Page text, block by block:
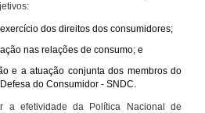
dos direitos dos consumidores;
nas relações de consumo; e
e a atuação conjunta dos membros do
do Consumidor - SNDC.
a efetividade da Política Nacional de